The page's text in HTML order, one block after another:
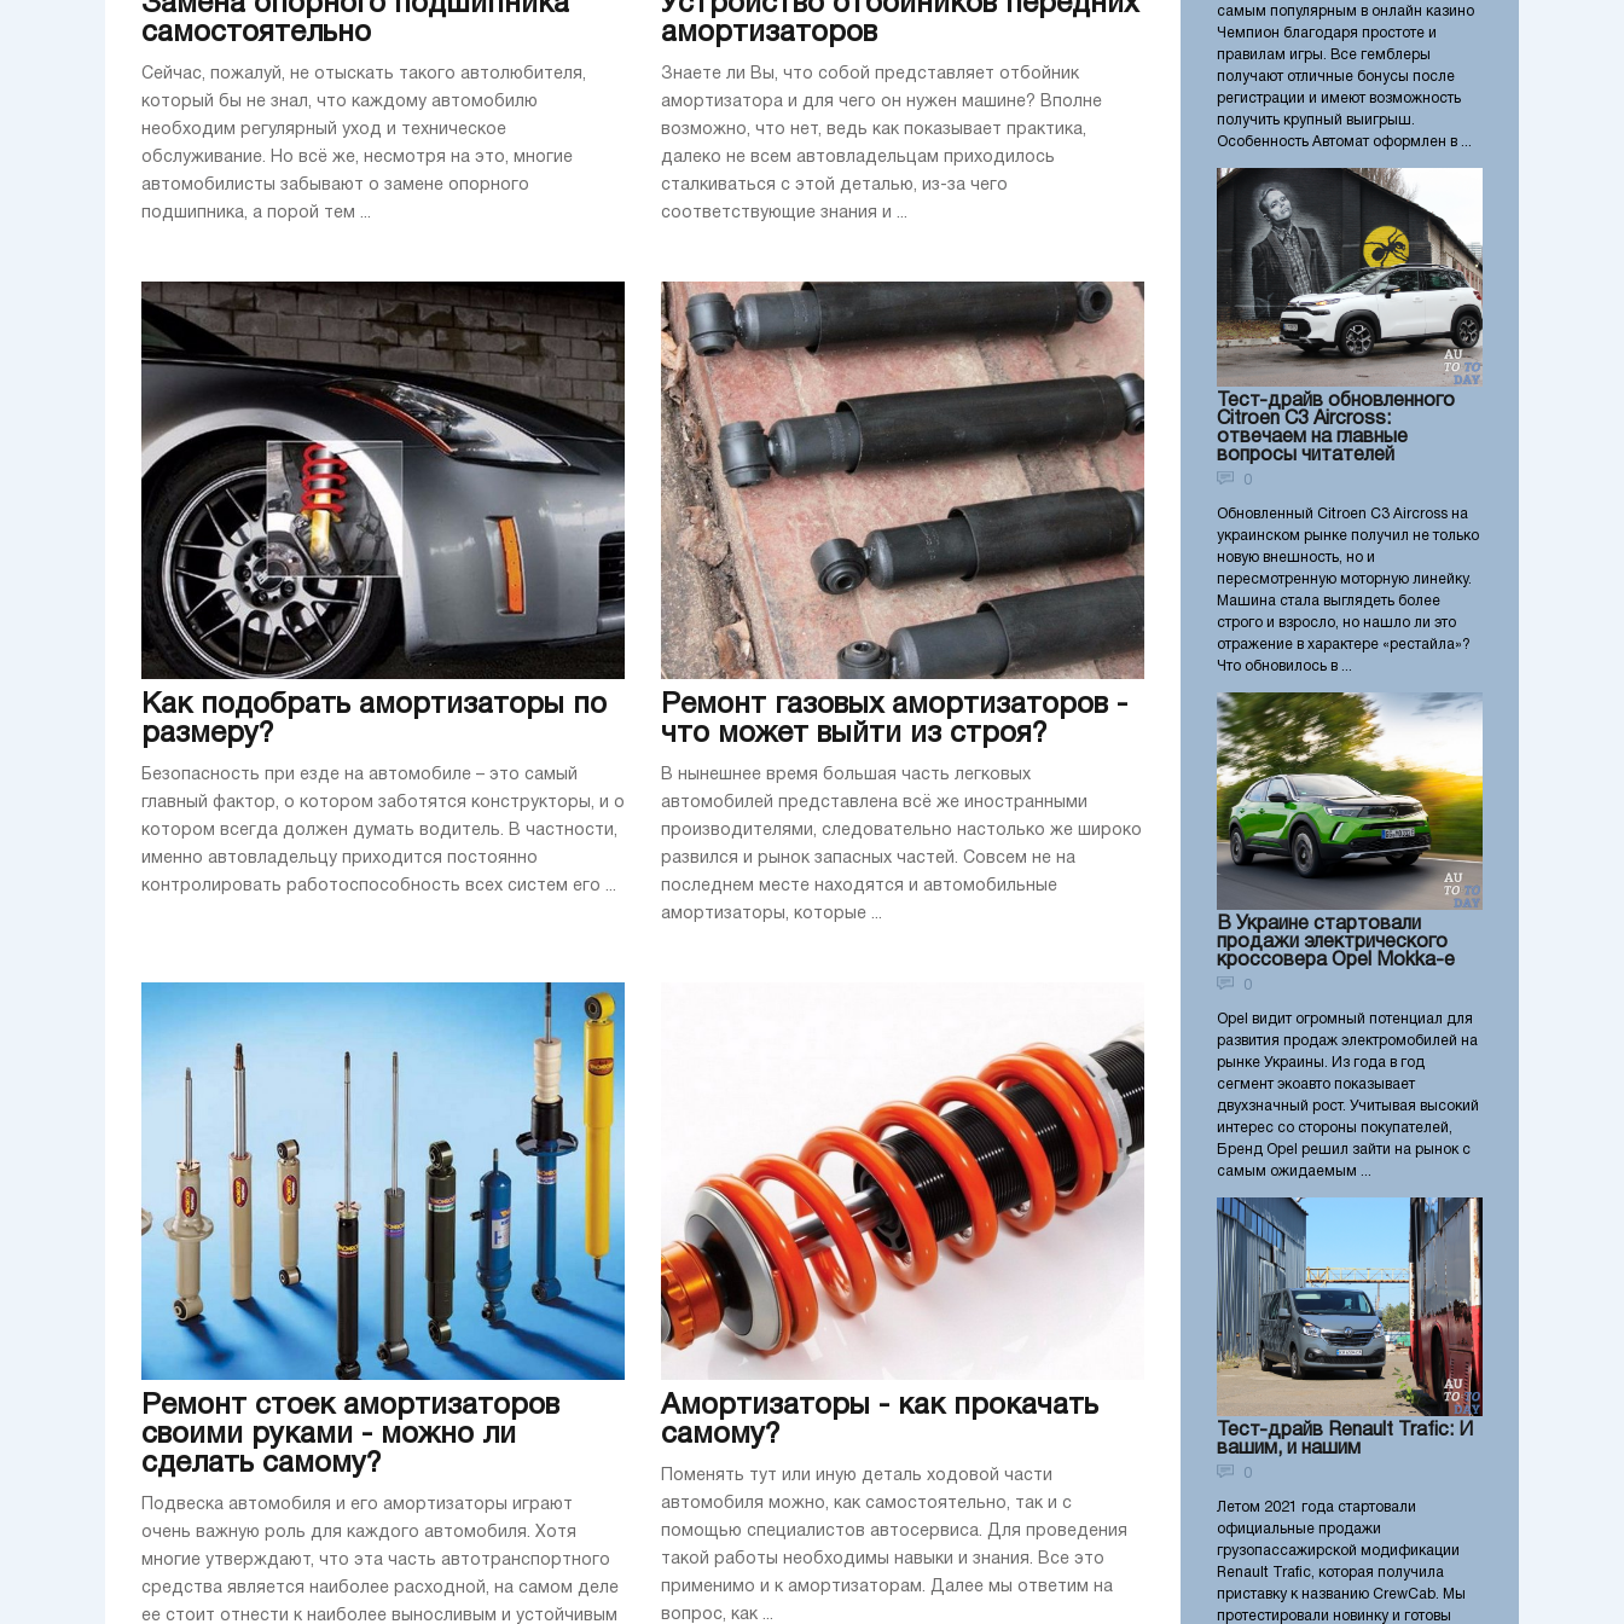
самостоятельно
Сейчас, пожалуй, не отыскать такого автолюбителя,
который бы не знал, что каждому автомобилю
необходим регулярный уход и техническое
обслуживание. Но всё же, несмотря на это, многие
автомобилисты забывают о замене опорного
подшипника, а порой тем ...
амортизаторов
Знаете ли Вы, что собой представляет отбойник
амортизатора и для чего он нужен машине? Вполне
возможно, что нет, ведь как показывает практика,
далеко не всем автовладельцам приходилось
сталкиваться с этой деталью, из-за чего
соответствующие знания и ...
Как подобрать амортизаторы по
размеру?
Безопасность при езде на автомобиле – это самый
главный фактор, о котором заботятся конструкторы, и о
котором всегда должен думать водитель. В частности,
именно автовладельцу приходится постоянно
контролировать работоспособность всех систем его ...
Ремонт газовых амортизаторов -
что может выйти из строя?
В нынешнее время большая часть легковых
автомобилей представлена всё же иностранными
производителями, следовательно настолько же широко
развился и рынок запасных частей. Совсем не на
последнем месте находятся и автомобильные
амортизаторы, которые ...
Ремонт стоек амортизаторов
своими руками - можно ли
сделать самому?
Подвеска автомобиля и его амортизаторы играют
очень важную роль для каждого автомобиля. Хотя
многие утверждают, что эта часть автотранспортного
средства является наиболее расходной, на самом деле
ее стоит отнести к наиболее выносливым и устойчивым
Амортизаторы - как прокачать
самому?
Поменять тут или иную деталь ходовой части
автомобиля можно, как самостоятельно, так и с
помощью специалистов автосервиса. Для проведения
такой работы необходимы навыки и знания. Все это
применимо и к амортизаторам. Далее мы ответим на
вопрос, как ...
самым популярным в онлайн казино
Чемпион благодаря простоте и
правилам игры. Все гемблеры
получают отличные бонусы после
регистрации и имеют возможность
получить крупный выигрыш.
Особенность Автомат оформлен в ...
Тест-драйв обновленного
Citroen C3 Aircross:
отвечаем на главные
вопросы читателей
0
Обновленный Citroen C3 Aircross на
украинском рынке получил не только
новую внешность, но и
пересмотренную моторную линейку.
Машина стала выглядеть более
строго и взросло, но нашло ли это
отражение в характере «рестайла»?
Что обновилось в ...
В Украине стартовали
продажи электрического
кроссовера Opel Моkkа-е
0
Opel видит огромный потенциал для
развития продаж электромобилей на
рынке Украины. Из года в год
сегмент экоавто показывает
двухзначный рост. Учитывая высокий
интерес со стороны покупателей,
Бренд Opel решил зайти на рынок с
самым ожидаемым ...
Тест-драйв Renault Trafic: И
вашим, и нашим
0
Летом 2021 года стартовали
официальные продажи
грузопассажирской модификации
Renault Trafic, которая получила
приставку к названию СrewCab. Мы
протестировали новинку и готовы